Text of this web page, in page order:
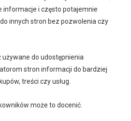
informacje i często potajemnie
innych stron bez pozwolenia czy
do udostępnienia
stron informacji do bardziej
treści czy usług.
może to docenić.